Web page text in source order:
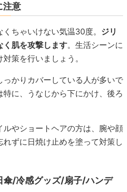
注意
ちゃいけない気温30度。 ジリ
く肌を攻撃します。生活シーンに
策を行いましょう。
かりカバーしている人が多いで
に、うなじから下にかけ、後ろ
ルやショートヘアの方は、腕や顔
ずに日焼け止めを塗って対策し
/冷感グッズ/扇子/ハンデ